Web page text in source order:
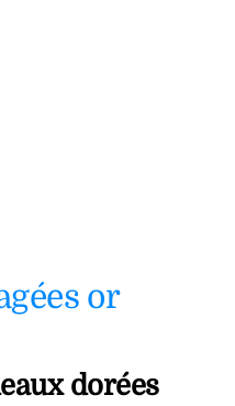
or
dorées